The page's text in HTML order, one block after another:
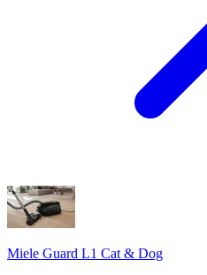
Miele Guard L1 Cat & Dog